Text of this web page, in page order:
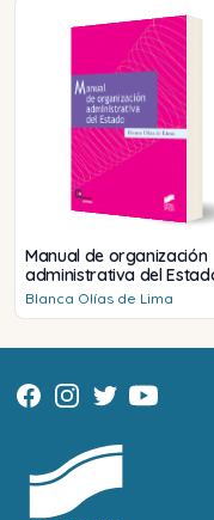
Manual de organización
administrativa del
Blanca Olías de Lima